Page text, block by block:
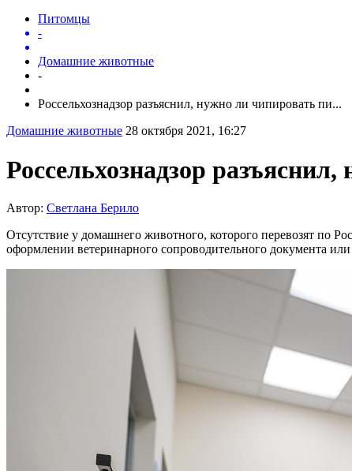
Питомцы
-
Домашние животные
-
Россельхознадзор разъяснил, нужно ли чипировать пи...
Домашние животные 28 октября 2021, 16:27
Россельхознадзор
Автор: Светлана Берило
Отсутствие у домашнего животного, которого перевозят по
оформлении ветеринарного сопроводительного документа